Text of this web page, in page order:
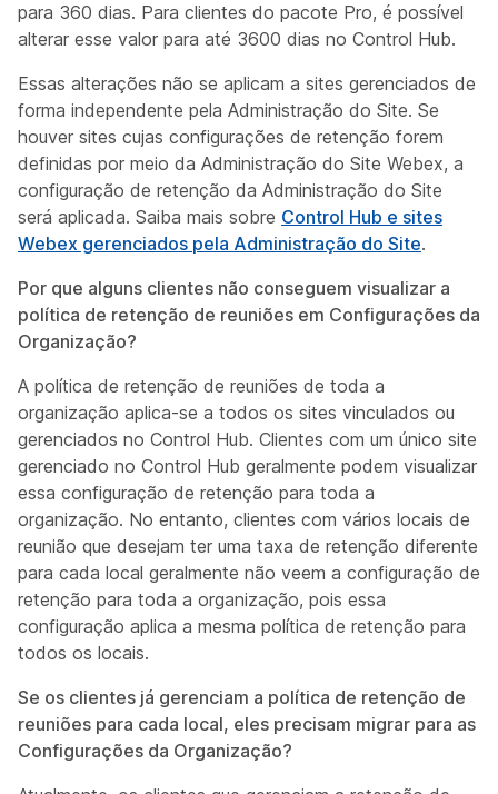
para 360 dias. Para clientes do pacote Pro, é possível
alterar esse valor para até 3600 dias no Control Hub.
Essas alterações não se aplicam a sites gerenciados de
forma independente pela Administração do Site. Se
houver sites cujas configurações de retenção forem
definidas por meio da Administração do Site Webex, a
configuração de retenção da Administração do Site
será aplicada. Saiba mais sobre Control Hub e sites
Webex gerenciados pela Administração do Site.
Por que alguns clientes não conseguem visualizar a
política de retenção de reuniões em Configurações da
Organização?
A política de retenção de reuniões de toda a
organização aplica-se a todos os sites vinculados ou
gerenciados no Control Hub. Clientes com um único site
gerenciado no Control Hub geralmente podem visualizar
essa configuração de retenção para toda a
organização. No entanto, clientes com vários locais de
reunião que desejam ter uma taxa de retenção diferente
para cada local geralmente não veem a configuração de
retenção para toda a organização, pois essa
configuração aplica a mesma política de retenção para
todos os locais.
Se os clientes já gerenciam a política de retenção de
reuniões para cada local, eles precisam migrar para as
Configurações da Organização?